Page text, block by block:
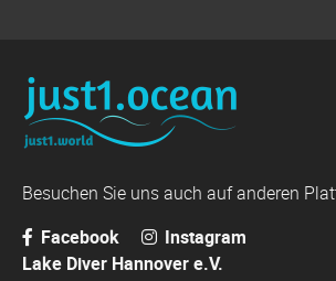
Besuchen Sie uns auch auf anderen
Facebook
Instagram
Lake Diver Hannover e.V.